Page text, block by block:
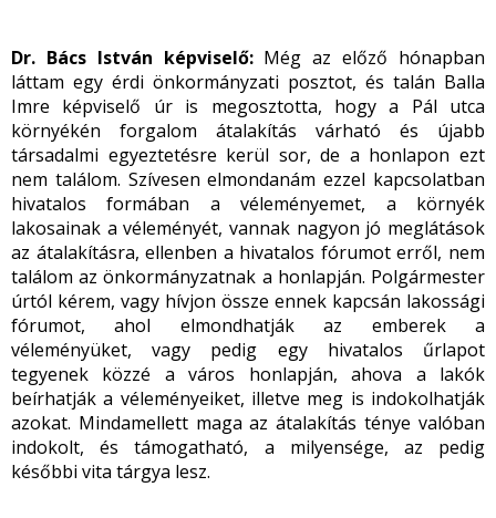
Dr. Bács István képviselő: Még az előző hónapban
láttam egy érdi önkormányzati posztot, és talán Balla
Imre képviselő úr is megosztotta, hogy a Pál utca
környékén forgalom átalakítás várható és újabb
társadalmi egyeztetésre kerül sor, de a honlapon ezt
nem találom. Szívesen elmondanám ezzel kapcsolatban
hivatalos formában a véleményemet, a környék
lakosainak a véleményét, vannak nagyon jó meglátások
az átalakításra, ellenben a hivatalos fórumot erről, nem
találom az önkormányzatnak a honlapján. Polgármester
úrtól kérem, vagy hívjon össze ennek kapcsán lakossági
fórumot, ahol elmondhatják az emberek a
véleményüket, vagy pedig egy hivatalos űrlapot
tegyenek közzé a város honlapján, ahova a lakók
beírhatják a véleményeiket, illetve meg is indokolhatják
azokat. Mindamellett maga az átalakítás ténye valóban
indokolt, és támogatható, a milyensége, az pedig
későbbi vita tárgya lesz.